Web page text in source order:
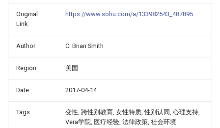
Original
Link
https://www.sohu.com/a/133982543_487895
Author C. Brian Smith
Region 美国
Date 2017-04-14
Tags
变性, 跨性别教育, 女性特质, 性别认同, 心理支持,
Vera学院, 医疗经验, 法律政策, 社会环境